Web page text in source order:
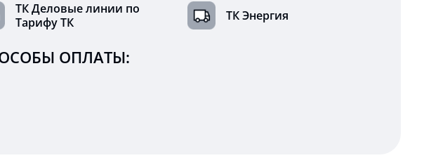
ТК Деловые линии по
Тарифу ТК
ТК Энергия
ОПЛАТЫ: